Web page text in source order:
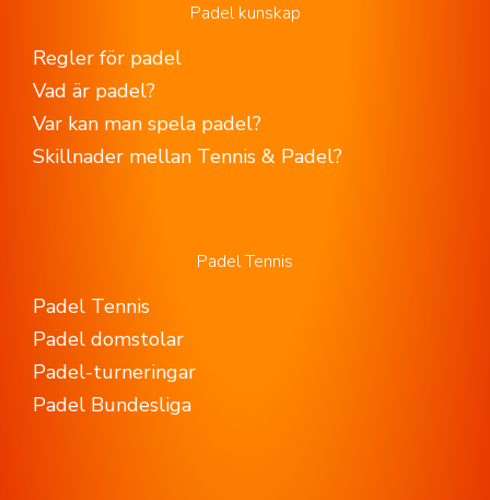
Padel kunskap
Regler för padel
Vad är padel?
Var kan man spela padel?
Skillnader mellan Tennis & Padel?
Padel Tennis
Padel Tennis
Padel domstolar
Padel-turneringar
Padel Bundesliga